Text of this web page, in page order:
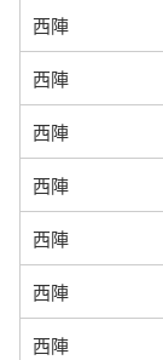
西陣
西陣
西陣
西陣
西陣
西陣
西陣